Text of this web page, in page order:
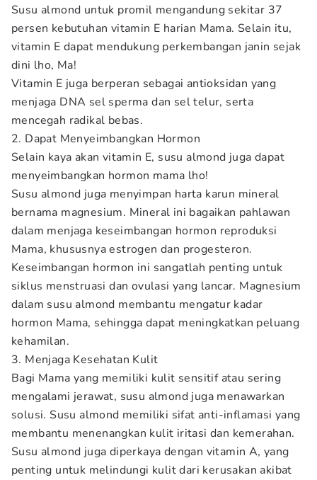
Susu almond untuk promil mengandung sekitar 37
persen kebutuhan vitamin E harian Mama. Selain itu,
vitamin E dapat mendukung perkembangan janin sejak
dini lho, Ma!
Vitamin E juga berperan sebagai antioksidan yang
menjaga DNA sel sperma dan sel telur, serta
mencegah radikal bebas.
2. Dapat Menyeimbangkan Hormon
Selain kaya akan vitamin E, susu almond juga dapat
menyeimbangkan hormon mama lho!
Susu almond juga menyimpan harta karun mineral
bernama magnesium. Mineral ini bagaikan pahlawan
dalam menjaga keseimbangan hormon reproduksi
Mama, khususnya estrogen dan progesteron.
Keseimbangan hormon ini sangatlah penting untuk
siklus menstruasi dan ovulasi yang lancar. Magnesium
dalam susu almond membantu mengatur kadar
hormon Mama, sehingga dapat meningkatkan peluang
kehamilan.
3. Menjaga Kesehatan Kulit
Bagi Mama yang memiliki kulit sensitif atau sering
mengalami jerawat, susu almond juga menawarkan
solusi. Susu almond memiliki sifat anti-inflamasi yang
membantu menenangkan kulit iritasi dan kemerahan.
Susu almond juga diperkaya dengan vitamin A, yang
penting untuk melindungi kulit dari kerusakan akibat